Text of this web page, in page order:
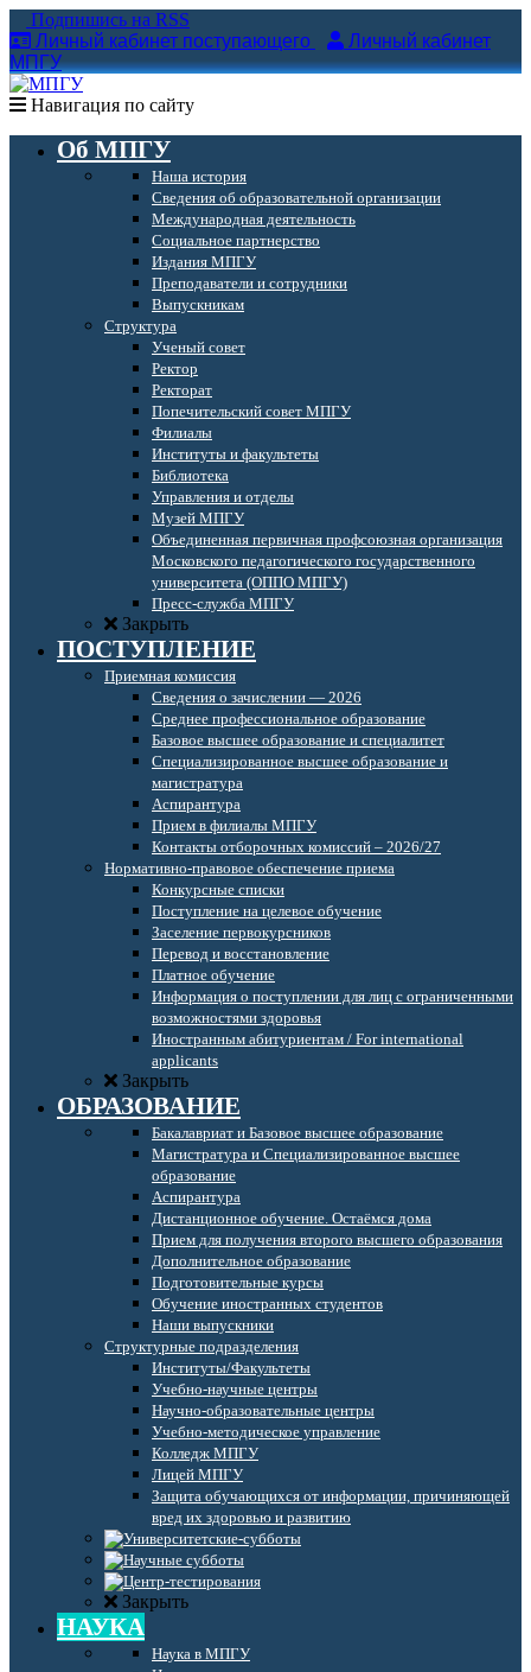
Подпишись на RSS
Личный кабинет поступающего
Личный кабинет
МПГУ
Навигация по сайту
Об МПГУ
Наша история
Сведения об образовательной организации
Международная деятельность
Социальное партнерство
Издания МПГУ
Преподаватели и сотрудники
Выпускникам
Структура
Ученый совет
Ректор
Ректорат
Попечительский совет МПГУ
Филиалы
Институты и факультеты
Библиотека
Управления и отделы
Музей МПГУ
Объединенная первичная профсоюзная организация
Московского педагогического государственного
университета (ОППО МПГУ)
Пресс-служба МПГУ
Закрыть
ПОСТУПЛЕНИЕ
Приемная комиссия
Сведения о зачислении — 2026
Среднее профессиональное образование
Базовое высшее образование и специалитет
Специализированное высшее образование и
магистратура
Аспирантура
Прием в филиалы МПГУ
Контакты отборочных комиссий – 2026/27
Нормативно-правовое обеспечение приема
Конкурсные списки
Поступление на целевое обучение
Заселение первокурсников
Перевод и восстановление
Платное обучение
Информация о поступлении для лиц с ограниченными
возможностями здоровья
Иностранным абитуриентам / For international
applicants
Закрыть
ОБРАЗОВАНИЕ
Бакалавриат и Базовое высшее образование
Магистратура и Специализированное высшее
образование
Аспирантура
Дистанционное обучение. Остаёмся дома
Прием для получения второго высшего образования
Дополнительное образование
Подготовительные курсы
Обучение иностранных студентов
Наши выпускники
Структурные подразделения
Институты/Факультеты
Учебно-научные центры
Научно-образовательные центры
Учебно-методическое управление
Колледж МПГУ
Лицей МПГУ
Защита обучающихся от информации, причиняющей
вред их здоровью и развитию
Закрыть
НАУКА
Наука в МПГУ